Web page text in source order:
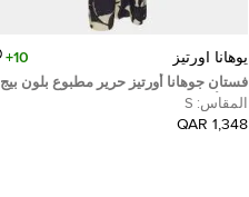
يوهانا اورتيز 10+
فستان جوهانا أورتيز حرير مطبوع بلون بيج
فاتح/أزرق غامق بكم قابل للإزالة طويل
مقاس صغير (سمول)
المقاس: S
1,348 QAR